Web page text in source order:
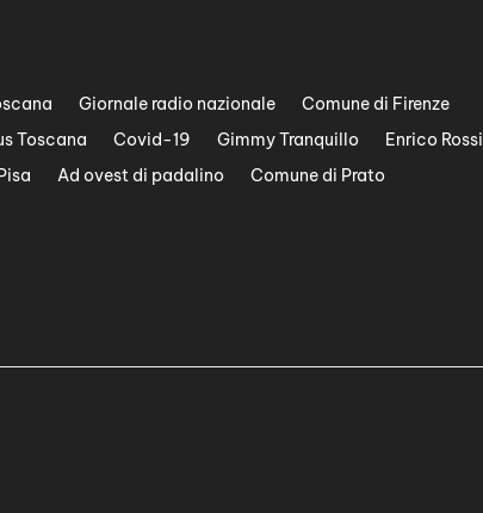
Giornale radio nazionale
Comune di Firenze
Toscana Covid-19 Gimmy Tranquillo
Enrico Rossi
Ad ovest di padalino
Comune di Prato